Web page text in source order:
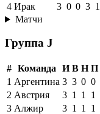
4 Ирак 3 0 0 3 1
Матчи
Группа J
# Команда И В Н П
1 Аргентина 3 3 0 0
2 Австрия 3 1 1 1
3 Алжир 3 1 1 1